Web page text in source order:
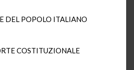
DEL POPOLO ITALIANO
COSTITUZIONALE